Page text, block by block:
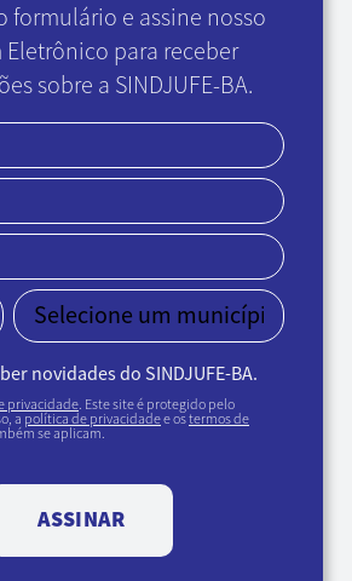
formulário e assine nosso
Eletrônico para receber
sobre a SINDJUFE-BA.
novidades do SINDJUFE-BA.
privacidade. Este site é protegido pelo
a política de privacidadee ostermos de
se aplicam.
ASSINAR